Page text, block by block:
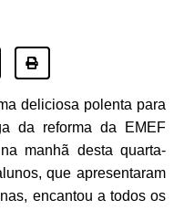
deliciosa polenta para
da reforma da EMEF
manhã desta quarta-
que apresentaram
encantou a todos os